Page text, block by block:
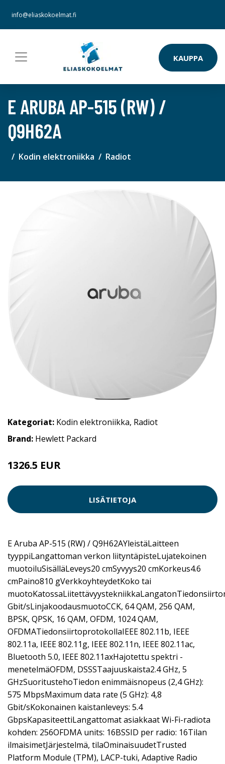
info@eliaskokoelmat.fi
KAUPPA
E ARUBA AP-515 (RW) /
Q9H62A
Kodin elektroniikka Radiot
Kategoriat: Kodin elektroniikka, Radiot
Brand: Hewlett Packard
1326.5 EUR
LISÄTIETOJA
E Aruba AP-515 (RW) / Q9H62AYleistäLaitteen
tyyppiLangattoman verkon liityntäpisteLujatekoinen
muotoiluSisälläLeveys20 cmSyvyys20 cmKorkeus4.6
cmPaino810 gVerkkoyhteydetKoko tai
Gbit/sLinjakoodausmuotoCCK, 64 QAM, 256 QAM,
BPSK, QPSK, 16 QAM, OFDM, 1024 QAM,
OFDMATiedonsiirtoprotokollaIEEE 802.11b, IEEE
802.11a, IEEE 802.11g, IEEE 802.11n, IEEE 802.11ac,
Bluetooth 5.0, IEEE 802.11axHajotettu spektri -
menetelmäOFDM, DSSSTaajuuskaista2.4 GHz, 5
GHzSuoritustehoTiedon enimmäisnopeus (2,4 GHz):
575 MbpsMaximum data rate (5 GHz): 4,8
Gbit/sKokonainen kaistanleveys: 5.4
GbpsKapasiteettiLangattomat asiakkaat Wi-Fi-radiota
kohden: 256OFDMA units: 16BSSID per radio: 16Tilan
ilmaisimetJärjestelmä, tilaOminaisuudetTrusted
Platform Module (TPM), LACP-tuki, Adaptive Radio